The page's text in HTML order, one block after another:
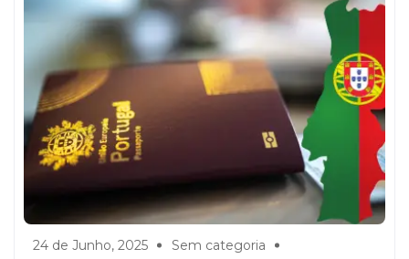
24 de Junho, 2025
Sem categoria